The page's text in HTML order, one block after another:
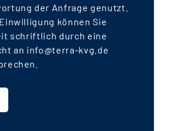
der Anfrage genutzt.
können Sie
schriftlich durch eine
an info@terra-kvg.de